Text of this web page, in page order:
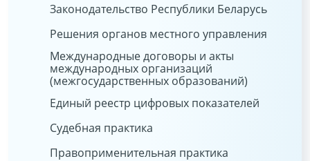
Законодательство Республики Беларусь
Решения органов местного управления
Международные договоры и акты
международных организаций
(межгосударственных образований)
Единый реестр цифровых показателей
Судебная практика
Правоприменительная практика